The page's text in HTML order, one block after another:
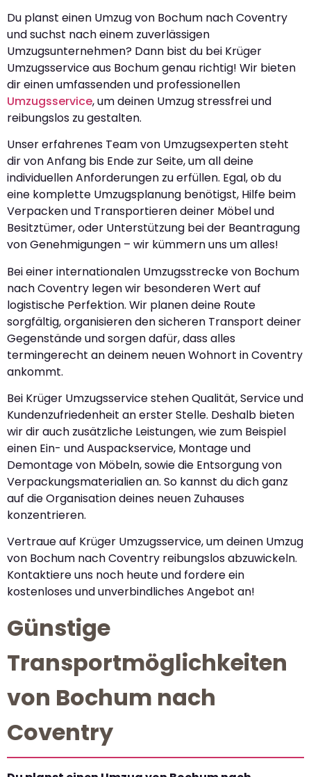
Du planst einen Umzug von Bochum nach Coventry
und suchst nach einem zuverlässigen
Umzugsunternehmen? Dann bist du bei Krüger
Umzugsservice aus Bochum genau richtig! Wir bieten
dir einen umfassenden und professionellen
Umzugsservice, um deinen Umzug stressfrei und
reibungslos zu gestalten.
Unser erfahrenes Team von Umzugsexperten steht
dir von Anfang bis Ende zur Seite, um all deine
individuellen Anforderungen zu erfüllen. Egal, ob du
eine komplette Umzugsplanung benötigst, Hilfe beim
Verpacken und Transportieren deiner Möbel und
Besitztümer, oder Unterstützung bei der Beantragung
von Genehmigungen – wir kümmern uns um alles!
Bei einer internationalen Umzugsstrecke von Bochum
nach Coventry legen wir besonderen Wert auf
logistische Perfektion. Wir planen deine Route
sorgfältig, organisieren den sicheren Transport deiner
Gegenstände und sorgen dafür, dass alles
termingerecht an deinem neuen Wohnort in Coventry
ankommt.
Bei Krüger Umzugsservice stehen Qualität, Service und
Kundenzufriedenheit an erster Stelle. Deshalb bieten
wir dir auch zusätzliche Leistungen, wie zum Beispiel
einen Ein- und Auspackservice, Montage und
Demontage von Möbeln, sowie die Entsorgung von
Verpackungsmaterialien an. So kannst du dich ganz
auf die Organisation deines neuen Zuhauses
konzentrieren.
Vertraue auf Krüger Umzugsservice, um deinen Umzug
von Bochum nach Coventry reibungslos abzuwickeln.
Kontaktiere uns noch heute und fordere ein
kostenloses und unverbindliches Angebot an!
Günstige
Transportmöglichkeiten
von Bochum nach
Coventry